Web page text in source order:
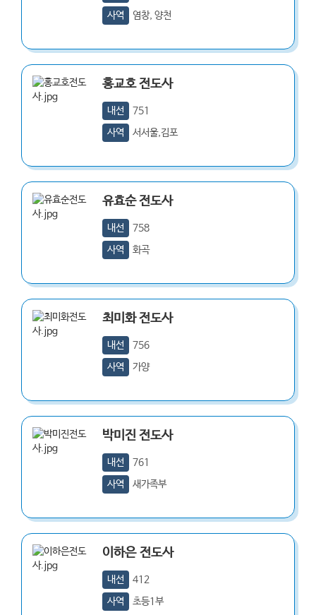
사역 염창, 양천
홍교호전도사
내선
751
사역
서서울,김포
유효순전도사
내선
758
사역
화곡
최미화전도사
내선
756
사역
가양
박미진 전도사
내선
761
사역
새가족부
이하은 전도사
내선
412
사역
초등1부